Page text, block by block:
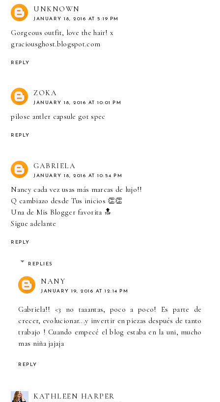
UNKNOWN
JANUARY 18, 2016 AT 5:19 PM
Gorgeous outfit, love the hair! x
graciousghost.blogspot.com
REPLY
ZOKA
JANUARY 18, 2016 AT 10:01 PM
pilose antler capsule got spec
REPLY
GABRIELA
JANUARY 18, 2016 AT 10:54 PM
Nancy cada vez usas más marcas de lujo!!
Q cambiazo desde Tus inicios 👏👏
Una de Mis Blogger favorita 🔝
Sigue adelante
REPLY
REPLIES
NANY
JANUARY 19, 2016 AT 12:14 PM
Gabriela!! <3 no taaantas, poco a poco! Es parte de
crecer, evolucionar...y invertir en piezas después de tanto
trabajo ! Cuando empecé el blog estaba en la uni, mucho
mas niña jajaja
REPLY
KATHLEEN HARPER